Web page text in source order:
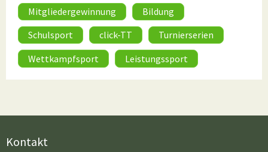
Mitgliedergewinnung
Bildung
Schulsport
click-TT
Turnierserien
Wettkampfsport
Leistungssport
Kontakt